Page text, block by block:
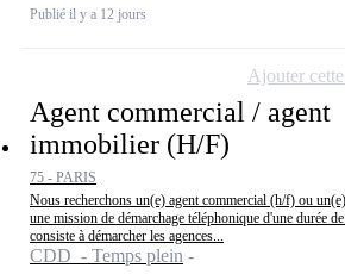
Publié il y a 12 jours
Agent commercial / agent
immobilier (H/F)
75 - PARIS
Nous recherchons un(e) agent commercial (h/f) ou
une mission de démarchage téléphonique d'une durée
consiste à démarcher les agences...
CDD - Temps plein
Ajouter